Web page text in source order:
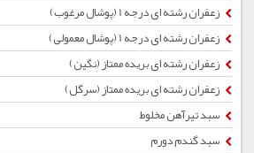
زعفران رشته ای درجه 1 (پوشال مرغوب)
زعفران رشته ای درجه 1 (پوشال معمولی)
زعفران رشته ای بریده ممتاز (نگین)
زعفران رشته ای بریده ممتاز (سرگل)
سبد تیرآهن مخلوط
سبد گندم دورم